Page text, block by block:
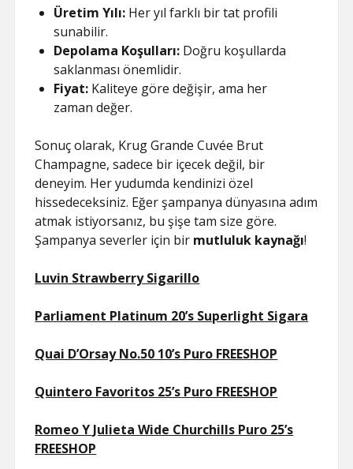
Üretim Yılı: Her yıl farklı bir tat profili
sunabilir.
Depolama Koşulları: Doğru koşullarda
saklanması önemlidir.
Fiyat: Kaliteye göre değişir, ama her
zaman değer.
Sonuç olarak, Krug Grande Cuvée Brut
Champagne, sadece bir içecek değil, bir
deneyim. Her yudumda kendinizi özel
hissedeceksiniz. Eğer şampanya dünyasına adım
atmak istiyorsanız, bu şişe tam size göre.
Şampanya severler için bir mutluluk kaynağı!
Luvin Strawberry Sigarillo
Parliament Platinum 20’s Superlight Sigara
Quai D’Orsay No.50 10’s Puro FREESHOP
Quintero Favoritos 25’s Puro FREESHOP
Romeo Y Julieta Wide Churchills Puro 25’s
FREESHOP